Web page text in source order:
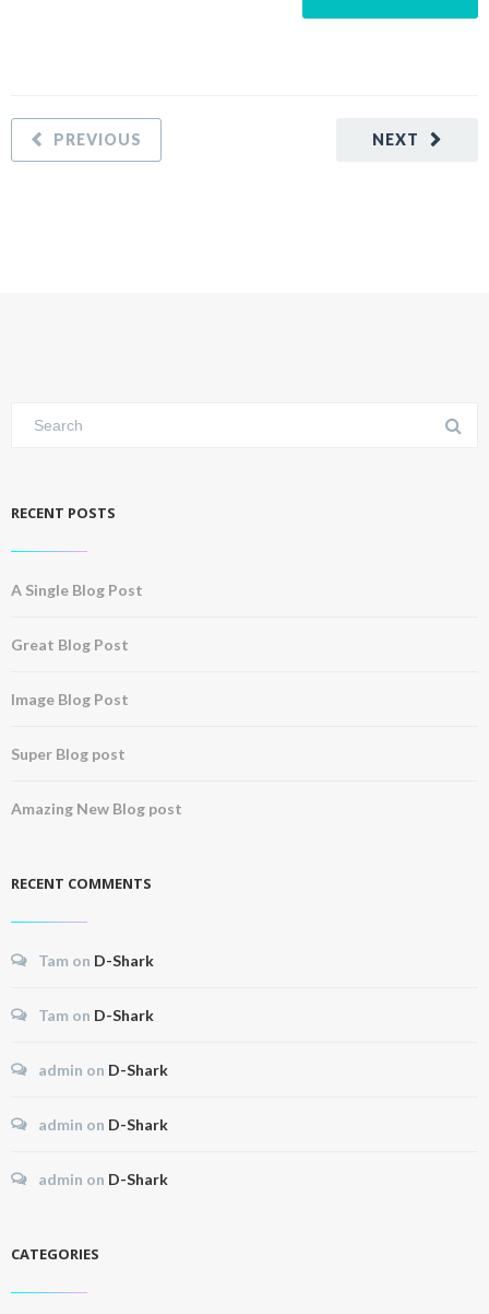
NEXT
PREVIOUS
RECENT POSTS
A Single Blog Post
Great Blog Post
Image Blog Post
Super Blog post
Amazing New Blog post
RECENT COMMENTS
Tam on D-Shark
Tam on D-Shark
admin on D-Shark
admin on D-Shark
admin on D-Shark
CATEGORIES